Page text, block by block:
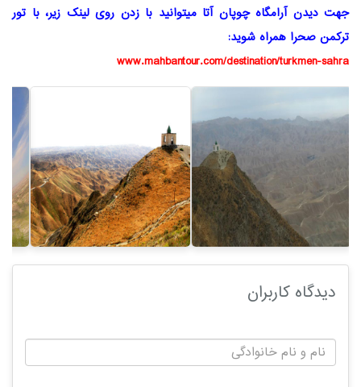
جهت دیدن آرامگاه چوپان آتا میتوانید با زدن روی لینک زیر، با تور
ترکمن صحرا همراه شوید:
www.mahbantour.com/destination/turkmen-sahra
دیدگاه کاربران